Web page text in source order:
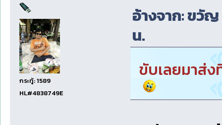
กระทู้: 1589
HL#4838749E
อ้างจาก: ขวั
น.
ขับเลยมาส่